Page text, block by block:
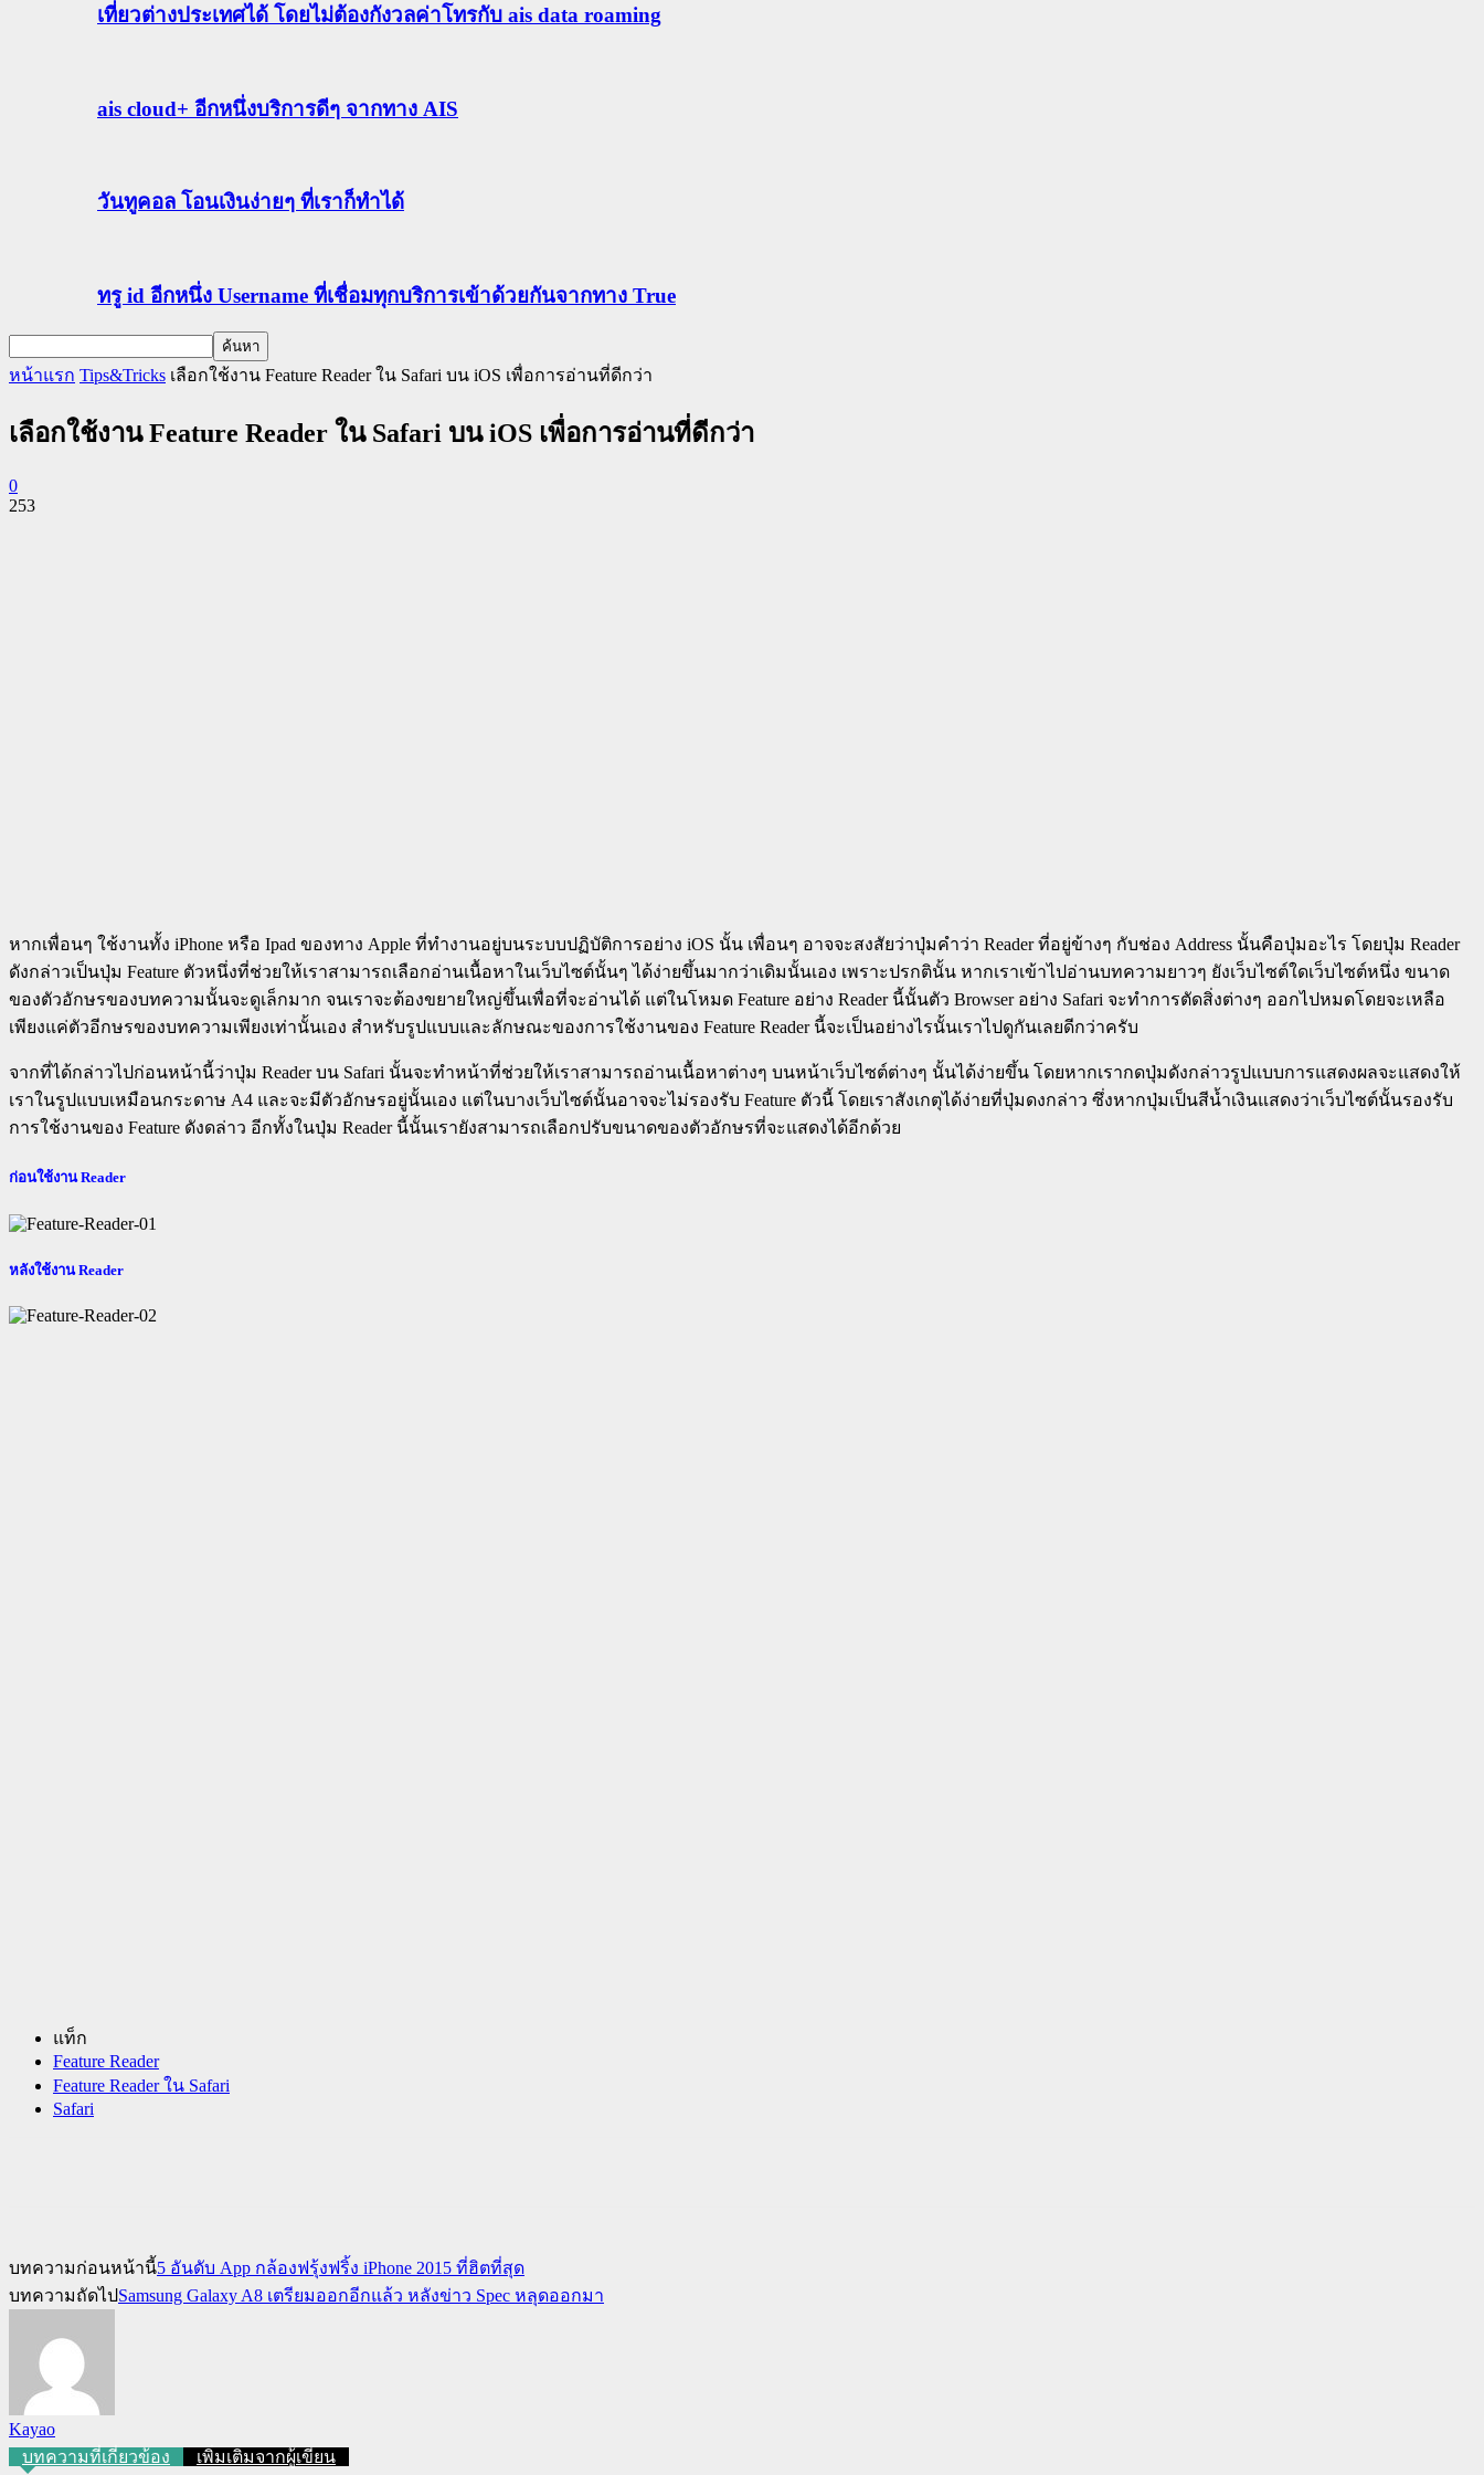
เที่ยวต่างประเทศได้ โดยไม่ต้องกังวลค่าโทรกับ ais data roaming
ais cloud+ อีกหนึ่งบริการดีๆ จากทาง AIS
วันทูคอล โอนเงินง่ายๆ ที่เราก็ทำได้
ทรู id อีกหนึ่ง Username ที่เชื่อมทุกบริการเข้าด้วยกันจากทาง True
หน้าแรก Tips&Tricks เลือกใช้งาน Feature Reader ใน Safari บน iOS เพื่อการอ่านที่ดีกว่า
เลือกใช้งาน Feature Reader ใน Safari บน iOS เพื่อการอ่านที่ดีกว่า
0
253
หากเพื่อนๆ ใช้งานทั้ง iPhone หรือ Ipad ของทาง Apple ที่ทำงานอยู่บนระบบปฏิบัติการอย่าง iOS นั้น เพื่อนๆ อาจจะสงสัยว่าปุ่มคำว่า Reader ที่อยู่ข้างๆ กับช่อง Address นั้นคือปุ่มอะไร โดยปุ่ม Reader
ดังกล่าวเป็นปุ่ม Feature ตัวหนึ่งที่ช่วยให้เราสามารถเลือกอ่านเนื้อหาในเว็บไซต์นั้นๆ ได้ง่ายขึ้นมากว่าเดิมนั้นเอง เพราะปรกตินั้น หากเราเข้าไปอ่านบทความยาวๆ ยังเว็บไซต์ใดเว็บไซต์หนึ่ง ขนาด
ของตัวอักษรของบทความนั้นจะดูเล็กมาก จนเราจะต้องขยายใหญ่ขึ้นเพื่อที่จะอ่านได้ แต่ในโหมด Feature อย่าง Reader นี้นั้นตัว Browser อย่าง Safari จะทำการตัดสิ่งต่างๆ ออกไปหมดโดยจะเหลือ
เพียงแค่ตัวอีกษรของบทความเพียงเท่านั้นเอง สำหรับรูปแบบและลักษณะของการใช้งานของ Feature Reader นี้จะเป็นอย่างไรนั้นเราไปดูกันเลยดีกว่าครับ
จากที่ได้กล่าวไปก่อนหน้านี้ว่าปุ่ม Reader บน Safari นั้นจะทำหน้าที่ช่วยให้เราสามารถอ่านเนื้อหาต่างๆ บนหน้าเว็บไซต์ต่างๆ นั้นได้ง่ายขึ้น โดยหากเรากดปุ่มดังกล่าวรูปแบบการแสดงผลจะแสดงให้
เราในรูปแบบเหมือนกระดาษ A4 และจะมีตัวอักษรอยู่นั้นเอง แต่ในบางเว็บไซต์นั้นอาจจะไม่รองรับ Feature ตัวนี้ โดยเราสังเกตุได้ง่ายที่ปุ่มดงกล่าว ซึ่งหากปุ่มเป็นสีน้ำเงินแสดงว่าเว็บไซต์นั้นรองรับ
การใช้งานของ Feature ดังดล่าว อีกทั้งในปุ่ม Reader นี้นั้นเรายังสามารถเลือกปรับขนาดของตัวอักษรที่จะแสดงได้อีกด้วย
ก่อนใช้งาน Reader
หลังใช้งาน Reader
แท็ก
Feature Reader
Feature Reader ใน Safari
Safari
บทความก่อนหน้านี้5 อันดับ App กล้องฟรุ้งฟริ้ง iPhone 2015 ที่ฮิตที่สุด
บทความถัดไปSamsung Galaxy A8 เตรียมออกอีกแล้ว หลังข่าว Spec หลุดออกมา
Kayao
บทความที่เกี่ยวข้อง
เพิ่มเติมจากผู้เขียน